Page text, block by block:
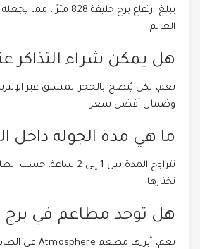
يبلغ ارتفاع برج خليفة 828
العالم.
هل يمكن شراء التذاكر
نعم، لكن يُنصح بالحجز المسبق عبر
وضمان أفضل سعر.
ما هي مدة الجولة داخل
تتراوح المدة بين 1 إلى 2
تختارها.
هل توجد مطاعم في برج